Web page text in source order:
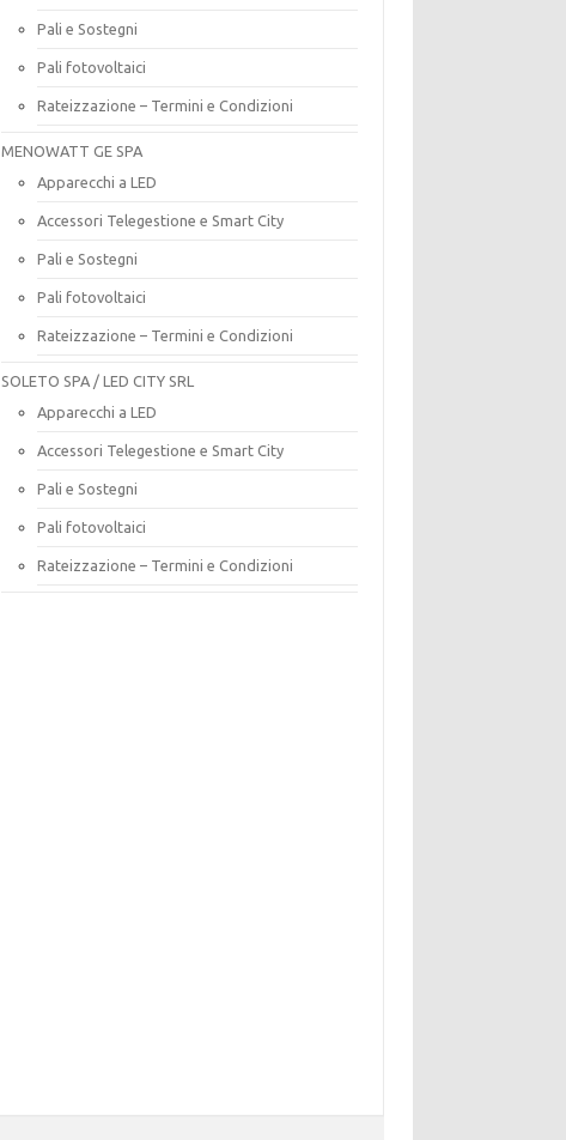
Pali e Sostegni
Pali fotovoltaici
Rateizzazione – Termini e Condizioni
MENOWATT GE SPA
Apparecchi a LED
Accessori Telegestione e Smart City
Pali e Sostegni
Pali fotovoltaici
Rateizzazione – Termini e Condizioni
SOLETO SPA / LED CITY SRL
Apparecchi a LED
Accessori Telegestione e Smart City
Pali e Sostegni
Pali fotovoltaici
Rateizzazione – Termini e Condizioni